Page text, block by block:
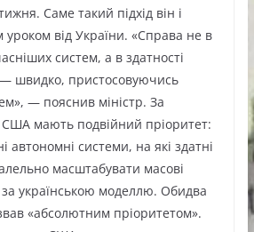
Саме такий підхід він і
від України. «Справа не в
систем, а в здатності
— швидко, пристосовуючись
— пояснив міністр. За
США мають подвійний пріоритет:
автономні системи, на які здатні
масштабувати масові
українською моделлю. Обидва
«абсолютним пріоритетом».